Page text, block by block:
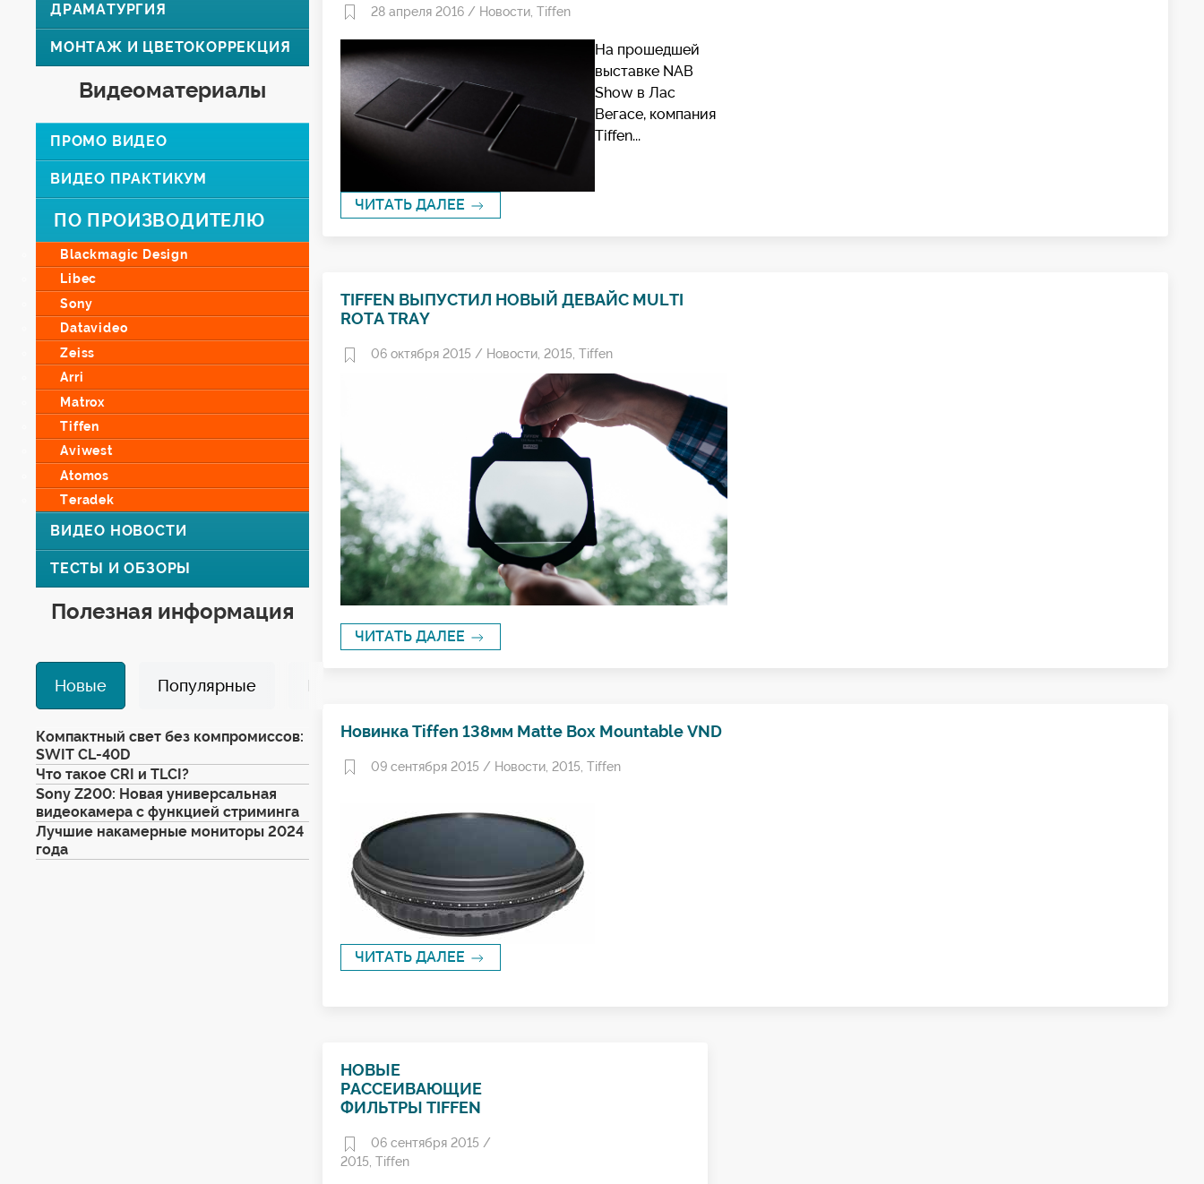
ДРАМАТУРГИЯ
МОНТАЖ И ЦВЕТОКОРРЕКЦИЯ
Видеоматериалы
ПРОМО ВИДЕО
ВИДЕО ПРАКТИКУМ
ПО ПРОИЗВОДИТЕЛЮ
Blackmagic Design
Libec
Sony
Datavideo
Zeiss
Arri
Matrox
Tiffen
Aviwest
Atomos
Teradek
ВИДЕО НОВОСТИ
ТЕСТЫ И ОБЗОРЫ
Полезная информация
Новые Популярные Избранные
Компактный свет без компромиссов:
SWIT CL-40D
Что такое CRI и TLCI?
Sony Z200: Новая универсальная
видеокамера с функцией стриминга
Лучшие накамерные мониторы 2024
года
28 апреля 2016 / Новости, Tiffen
На прошедшей
выставке NAB
Show в Лас
Вегасе, компания
Tiffen...
ЧИТАТЬ ДАЛЕЕ
TIFFEN ВЫПУСТИЛ НОВЫЙ ДЕВАЙС MULTI
ROTA TRAY
06 октября 2015 / Новости, 2015, Tiffen
ЧИТАТЬ ДАЛЕЕ
Новинка Tiffen 138мм Matte Box Mountable VND
09 сентября 2015 / Новости, 2015 Tiffen
ЧИТАТЬ ДАЛЕЕ
НОВЫЕ
РАССЕИВАЮЩИЕ
ФИЛЬТРЫ TIFFEN
06 сентября 2015 /
2015 Tiffen